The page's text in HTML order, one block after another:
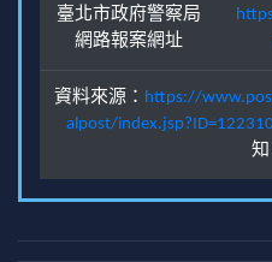
臺北市政府警察局
網路報案網址
資料來源： https://
alpost/
知